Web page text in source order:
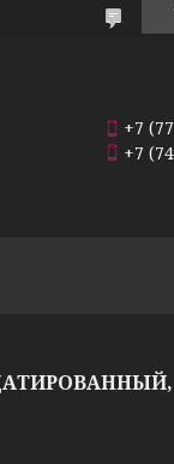
+7
+7